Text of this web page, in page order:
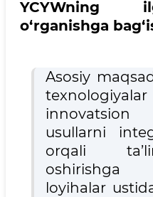
YCYWning
o‘rganishga
Asosiy
usullarni
orqali
loyihalar